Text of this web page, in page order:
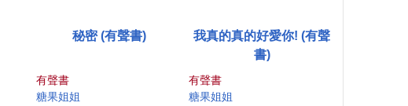
秘密 (有聲書)
有聲書
糖果姐姐
我真的真的好愛你! (有聲
書)
有聲書
糖果姐姐